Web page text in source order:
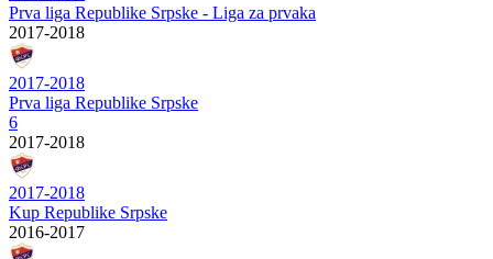
Prva liga Republike Srpske - Liga za prvaka
2017-2018
2017-2018
Prva liga Republike Srpske
6
2017-2018
2017-2018
Kup Republike Srpske
2016-2017